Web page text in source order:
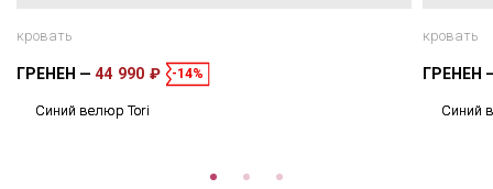
кровать
ГРЕНЕН 44 990 ₽ -14%
Синий велюр Tori
кровать
ГРЕНЕН
Синий